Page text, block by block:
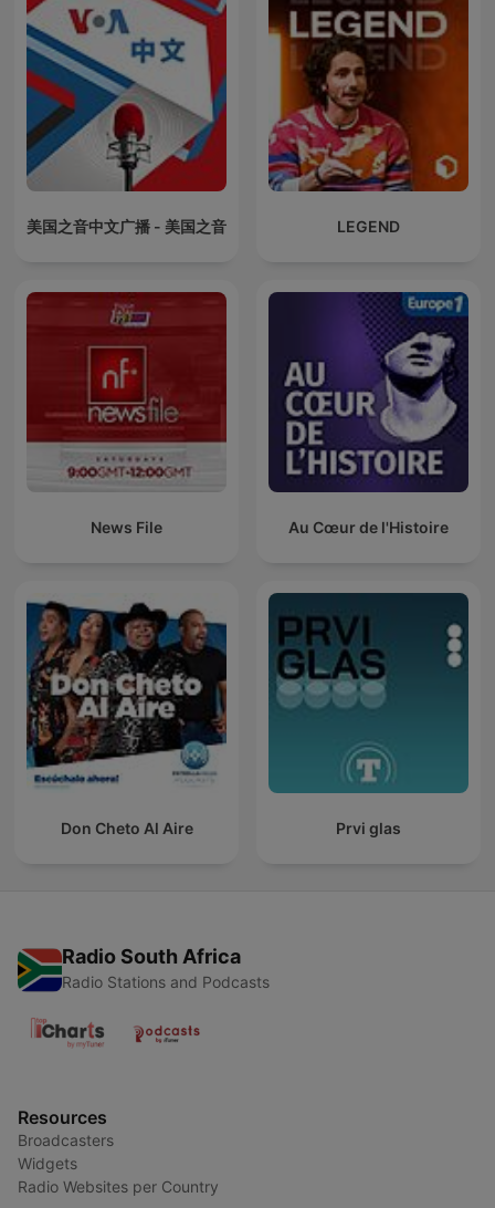
美国之音中文广播 - 美国之音 LEGEND
News File Au Cœur de l'Histoire
Don Cheto Al Aire Prvi glas
Radio South Africa
Radio Stations and Podcasts
Resources
Broadcasters
Widgets
Radio Websites per Country